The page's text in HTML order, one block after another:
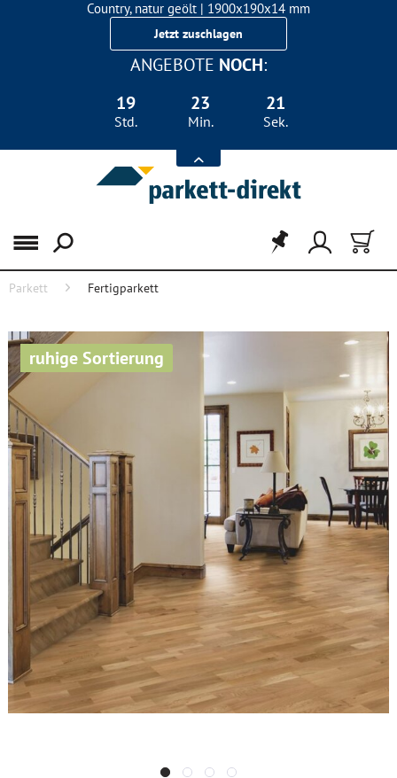
Country, natur geölt | 1900x190x14 mm
Landhausdiele Eiche für nur 29,90 €/m²
Jetzt zuschlagen
ANGEBOTE NOCH:
19
Std.
23
Min.
21
Sek.
Menü
Parkett Fertigparkett
ruhige Sortierung